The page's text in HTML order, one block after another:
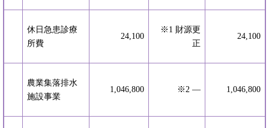
休日急患診療
所費
24,100
※1 財源更
正
24,100
農業集落排水
施設事業
1,046,800 ※2 ― 1,046,800